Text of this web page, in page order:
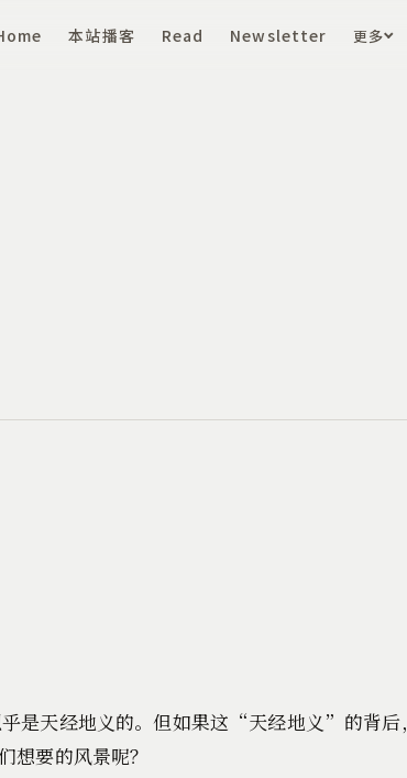
本站播客 Read Newsletter 更多
是天经地义的。但如果这“天经地义”的背后
想要的风景呢？